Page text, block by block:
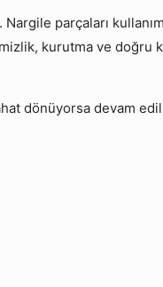
parçaları
kurutma ve doğru
dönüyorsa devam